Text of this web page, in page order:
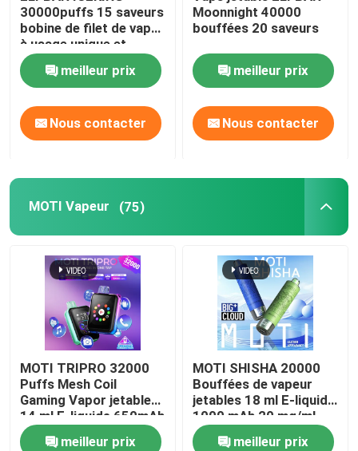
Contrôle de la qualité
Contact
Demande de soumission
MOTI Vapeur
Vape GEEKBAR
OXBAR Vape
Uwell Vape
30000puffs 15 saveurs
bobine de filet de vape
à usage unique et
capacité de liquide
électronique de 20 ml
meilleur prix
Nous contacter
Moonnight 40000
bouffées 20 saveurs
meilleur prix
Nous contacter
MOTI Vapeur (75)
MOTI TRIPRO 32000
Puffs Mesh Coil
Gaming Vapor jetable
14 ml E-liquide 650mAh
50 mg de nicotine
meilleur prix
MOTI SHISHA 20000
Bouffées de vapeur
jetables 18 ml E-liquide
1000 mAh 20 mg/ml
Nicotine de type C
meilleur prix